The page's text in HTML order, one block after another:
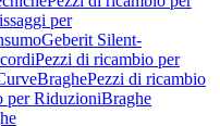
per
Geberit Silent-
Pezzi di ricambio per
BraghePezzi di ricambio
per RiduzioniBraghe